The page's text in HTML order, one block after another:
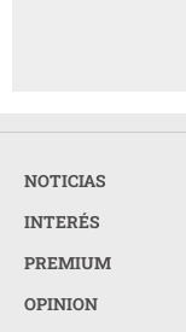
NOTICIAS
INTERÉS
PREMIUM
OPINION